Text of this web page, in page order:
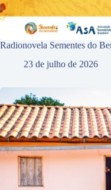
Radionovela Sementes do
23 de julho de 2026